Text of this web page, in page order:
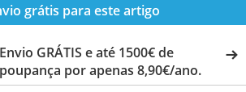
grátis para este artigo
Envio GRÁTIS e até 1500€ de
poupança por apenas 8,90€/ano.